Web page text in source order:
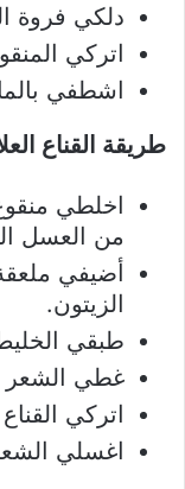
دلكي فروة
اتركي المنقوع
اشطفي
طريقة القناع
اخلطي
من العسل
أضيفي
الزيتون.
طبقي
غطي الشعر
اتركي القناع لمدة
اغسلي